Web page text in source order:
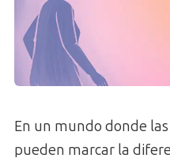
En un mundo donde
pueden marcar la